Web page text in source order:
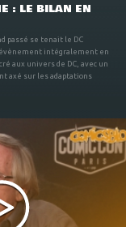
: LE BILAN EN
passé se tenait le DC
intégralement en
aux univers de DC, avec un
axé sur les adaptations